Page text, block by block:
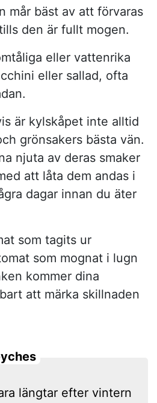
mår bäst av att förvaras
den är fullt mogen.
eller vattenrika
eller sallad, ofta
är kylskåpet inte alltid
grönsakers bästa vän.
njuta av deras smaker
att låta dem andas i
dagar innan du äter
som tagits ur
som mognat i lugn
kommer dina
att märka skillnaden
längtar efter vintern